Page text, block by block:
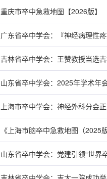
重庆市卒中急救地图【2026版】
广东省卒中学会：『神经病理性
吉林省卒中学会：王赞教授当选
山东省卒中学会：2025年学术年
上海市卒中学会：神经外科分会
《上海市脑卒中急救地图（
山东省卒中学会：党建引领“世界